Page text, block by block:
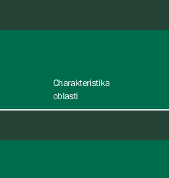
Charakteristika
oblasti